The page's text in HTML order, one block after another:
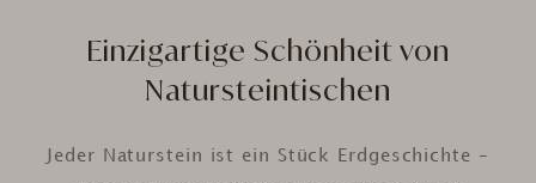
Einzigartige Schönheit von
Natursteintischen
Jeder Naturstein ist ein Stück Erdgeschichte –